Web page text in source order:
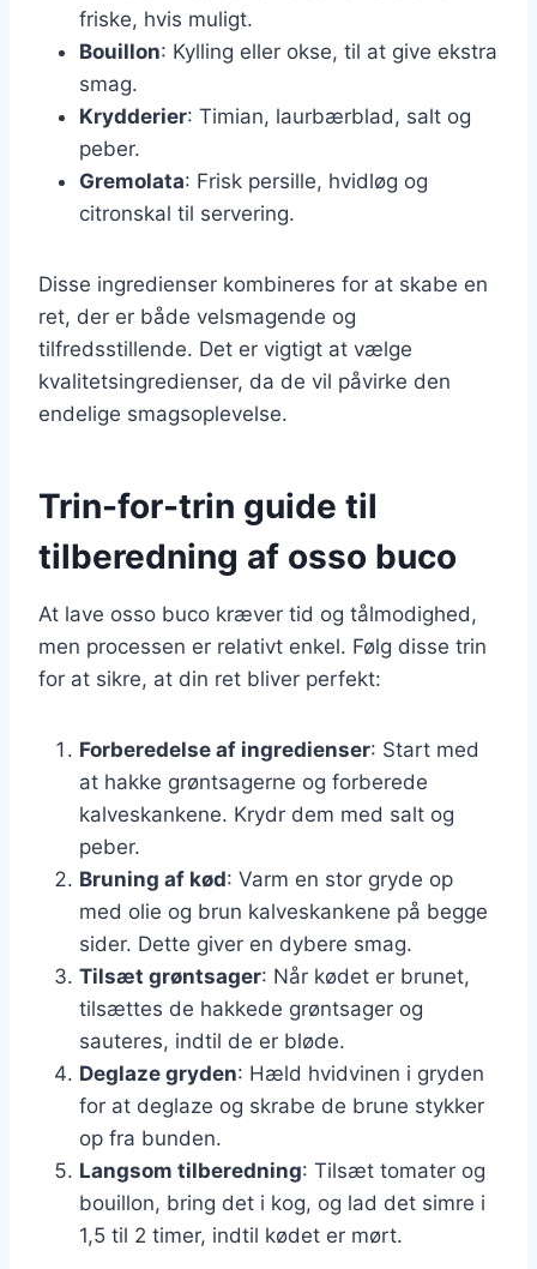
friske, hvis muligt.
Bouillon: Kylling eller okse, til at give ekstra
smag.
Krydderier: Timian, laurbærblad, salt og
peber.
Gremolata: Frisk persille, hvidløg og
citronskal til servering.
Disse ingredienser kombineres for at skabe en
ret, der er både velsmagende og
tilfredsstillende. Det er vigtigt at vælge
kvalitetsingredienser, da de vil påvirke den
endelige smagsoplevelse.
Trin-for-trin guide til
tilberedning af osso buco
At lave osso buco kræver tid og tålmodighed,
men processen er relativt enkel. Følg disse trin
for at sikre, at din ret bliver perfekt:
Forberedelse af ingredienser: Start med
at hakke grøntsagerne og forberede
kalveskankene. Krydr dem med salt og
peber.
Bruning af kød: Varm en stor gryde op
med olie og brun kalveskankene på begge
sider. Dette giver en dybere smag.
Tilsæt grøntsager: Når kødet er brunet,
tilsættes de hakkede grøntsager og
sauteres, indtil de er bløde.
Deglaze gryden: Hæld hvidvinen i gryden
for at deglaze og skrabe de brune stykker
op fra bunden.
Langsom tilberedning: Tilsæt tomater og
bouillon, bring det i kog, og lad det simre i
1,5 til 2 timer, indtil kødet er mørt.